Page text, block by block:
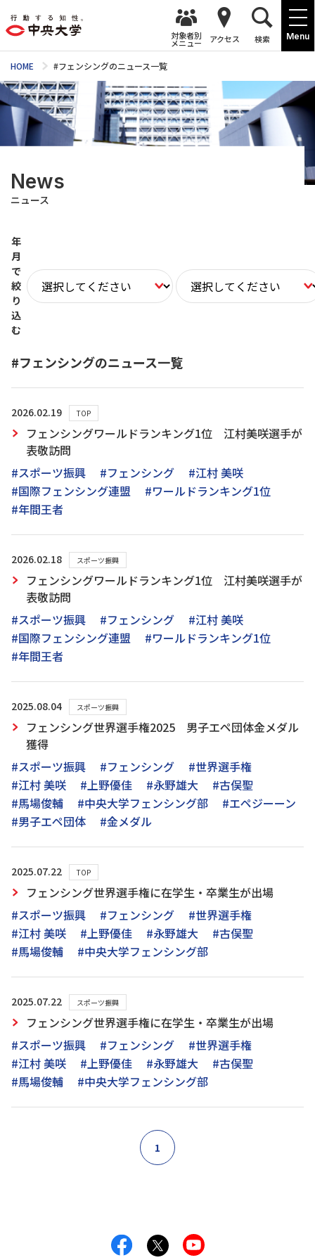
Menu
対象者別
メニュー アクセス 検索
HOME #フェンシングのニュース一覧
News
ニュース
年
月
で
絞
り
込
む
#フェンシングのニュース一覧
2026.02.19 TOP
フェンシングワールドランキング1位 江村美咲選手が
表敬訪問
#スポーツ振興
#フェンシング
#江村 美咲
#国際フェンシング連盟
#ワールドランキング1位
#年間王者
2026.02.18 スポーツ振興
フェンシングワールドランキング1位 江村美咲選手が
表敬訪問
#スポーツ振興
#フェンシング
#江村 美咲
#国際フェンシング連盟
#ワールドランキング1位
#年間王者
2025.08.04 スポーツ振興
フェンシング世界選手権2025 男子エペ団体金メダル
獲得
#スポーツ振興
#フェンシング
#世界選手権
#江村 美咲
#上野優佳 #永野雄大
#古俣聖
#馬場俊輔
#中央大学フェンシング部
#エペジーーン
#男子エペ団体
#金メダル
2025.07.22 TOP
フェンシング世界選手権に在学生・卒業生が出場
#スポーツ振興
#フェンシング
#世界選手権
#江村 美咲
#上野優佳 #永野雄大
#古俣聖
#馬場俊輔
#中央大学フェンシング部
2025.07.22 スポーツ振興
フェンシング世界選手権に在学生・卒業生が出場
#スポーツ振興
#フェンシング
#世界選手権
#江村 美咲
#上野優佳 #永野雄大
#古俣聖
#馬場俊輔
#中央大学フェンシング部
1